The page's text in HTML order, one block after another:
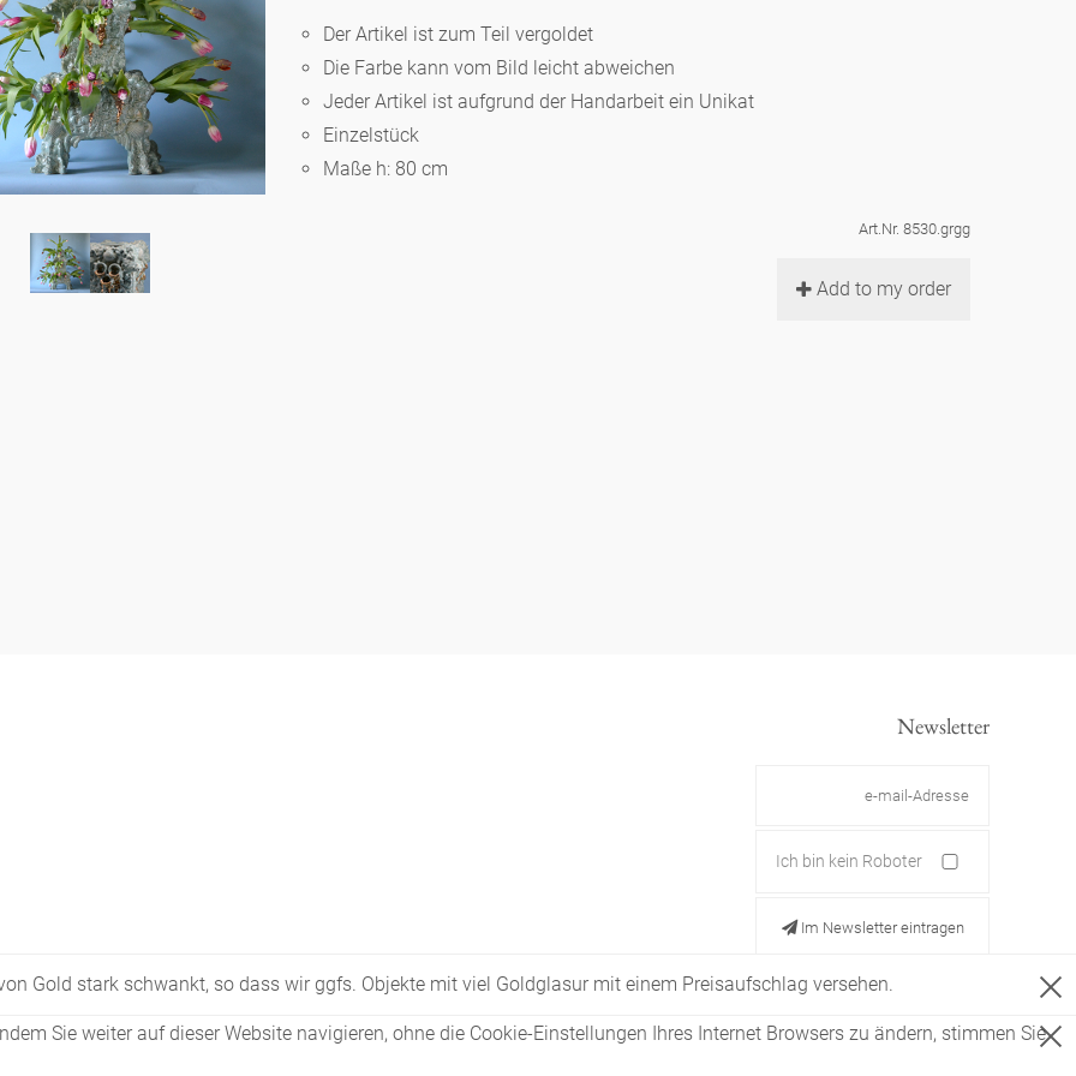
Berlin
Slumberland
Karlos
Der Artikel ist zum Teil vergoldet
Die Farbe kann vom Bild leicht abweichen
Jeder Artikel ist aufgrund der Handarbeit ein Unikat
Einzelstück
Maße h: 80 cm
Art.Nr. 8530.grgg
Add to my order
Newsletter
Ich bin kein Roboter
Im Newsletter eintragen
Sie weiter auf dieser Website navigieren, ohne die Cookie-Einstellungen Ihres Internet Browsers zu ändern, stimmen Sie
Gold stark schwankt, so dass wir ggfs. Objekte mit viel Goldglasur mit einem Preisaufschlag versehen.